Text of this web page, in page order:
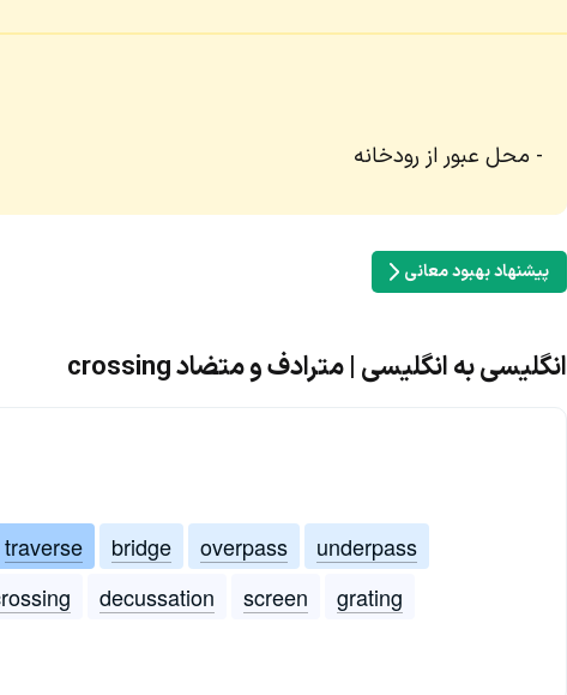
محل عبور از رودخانه
پیشنهاد بهبود معانی
انگلیسی به انگلیسی | مترادف و متضاد crossing
traverse bridge overpass
underpass
decussation screen
grating